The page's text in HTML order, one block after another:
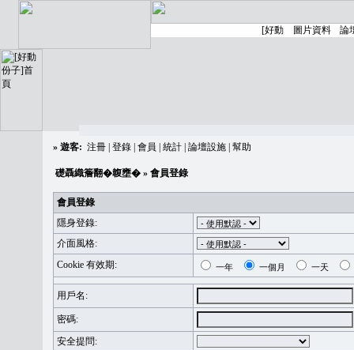
» 遊客: 注冊 登錄 會員 統計 論壇設施 幫助
礎聶織簷翻�䪖壅� » 會員登錄
會員登錄
隱身登錄:
介面風格:
Cookie 有效期:
一年 一個月 一天
用戶名:
密碼:
安全提問: